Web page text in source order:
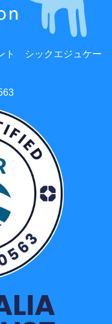
ト シックエジュケー